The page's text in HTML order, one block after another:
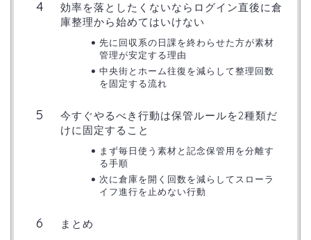
効率を落としたくないならログイン直後に倉
庫整理から始めてはいけない
先に回収系の日課を終わらせた方が素材
管理が安定する理由
中央街とホーム往復を減らして整理回数
を固定する流れ
今すぐやるべき行動は保管ルールを2種類だ
けに固定すること
まず毎日使う素材と記念保管用を分離す
る手順
次に倉庫を開く回数を減らしてスローラ
イフ進行を止めない行動
まとめ